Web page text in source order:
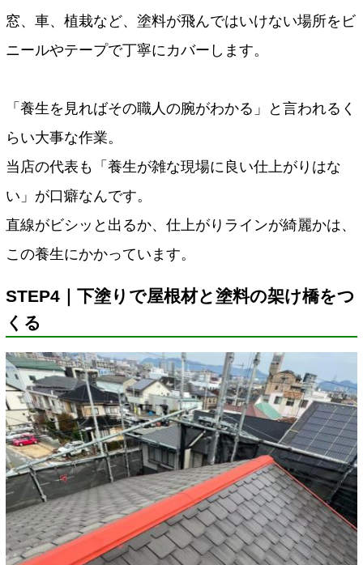
窓、車、植栽など、塗料が飛んではいけない場所をビ
ニールやテープで丁寧にカバーします。
「養生を見ればその職人の腕がわかる」と言われるく
らい大事な作業。
当店の代表も「養生が雑な現場に良い仕上がりはな
い」が口癖なんです。
直線がビシッと出るか、仕上がりラインが綺麗かは、
この養生にかかっています。
STEP4｜下塗りで屋根材と塗料の架け橋をつ
くる